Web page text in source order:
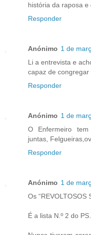
história da raposa e
Responder
Anónimo 1 de
Li a entrevista e
capaz de congregar
Responder
Anónimo 1 de
O Enfermeiro
juntas,
Responder
Anónimo 1 de
Os “REVOLTOSOS
É a lista N.º 2 do